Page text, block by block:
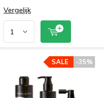
Vergelijk
-35%
SALE